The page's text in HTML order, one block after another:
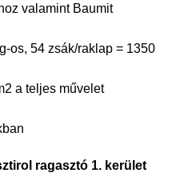
valamint Baumit
os, 54 zsák/raklap = 1350
a teljes művelet
ragasztó 1. kerület